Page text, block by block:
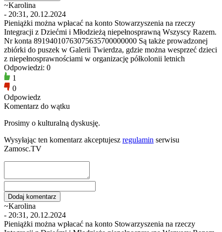
~Karolina
- 20:31, 20.12.2024
Pieniążki można wpłacać na konto Stowarzyszenia na rzeczy
Integracji z Dziećmi i Młodzieżą niepełnosprawną Wszyscy Razem.
Nr konta 89194010763075635700000000 Są także prowadzonej
zbiórki do puszek w Galerii Twierdza, gdzie można wesprzeć dzieci
z niepełnosprawnościami w organizację półkolonii letnich
Odpowiedzi: 0
1
0
Odpowiedz
Komentarz do wątku
Prosimy o kulturalną dyskusję.
Wysyłając ten komentarz akceptujesz regulamin serwisu
Zamosc.TV
~Karolina
- 20:31, 20.12.2024
Pieniążki można wpłacać na konto Stowarzyszenia na rzeczy